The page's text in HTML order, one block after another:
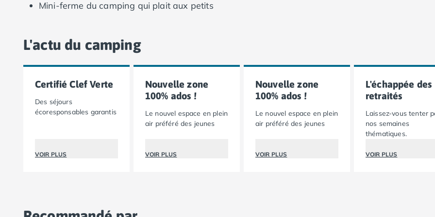
Camping Lot-et-Garonne
Camping Pas-de-Calais
Camping Boulogne-sur-Mer
Camping Le Portel
Camping Merlimont
Camping Pays de la Loire
Camping La Baule-Escoublac
Camping Saint Nazaire
Mini-ferme du camping qui plait aux petits
L'actu du camping
Certifié Clef Verte
Des séjours
écoresponsables garantis
VOIR PLUS
Nouvelle zone
100% ados !
Le nouvel espace en plein
air préféré des jeunes
VOIR PLUS
Nouvelle zone
100% ados !
Le nouvel espace en plein
air préféré des jeunes
VOIR PLUS
L'échappée des
retraités
Laissez-vous tenter
nos semaines
thématiques.
VOIR PLUS